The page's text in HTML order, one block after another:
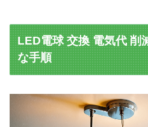
LED電球 交換 電気代 削
な手順